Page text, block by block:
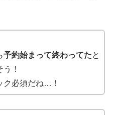
予約始まって終わってたと
！
ク必須だね…！